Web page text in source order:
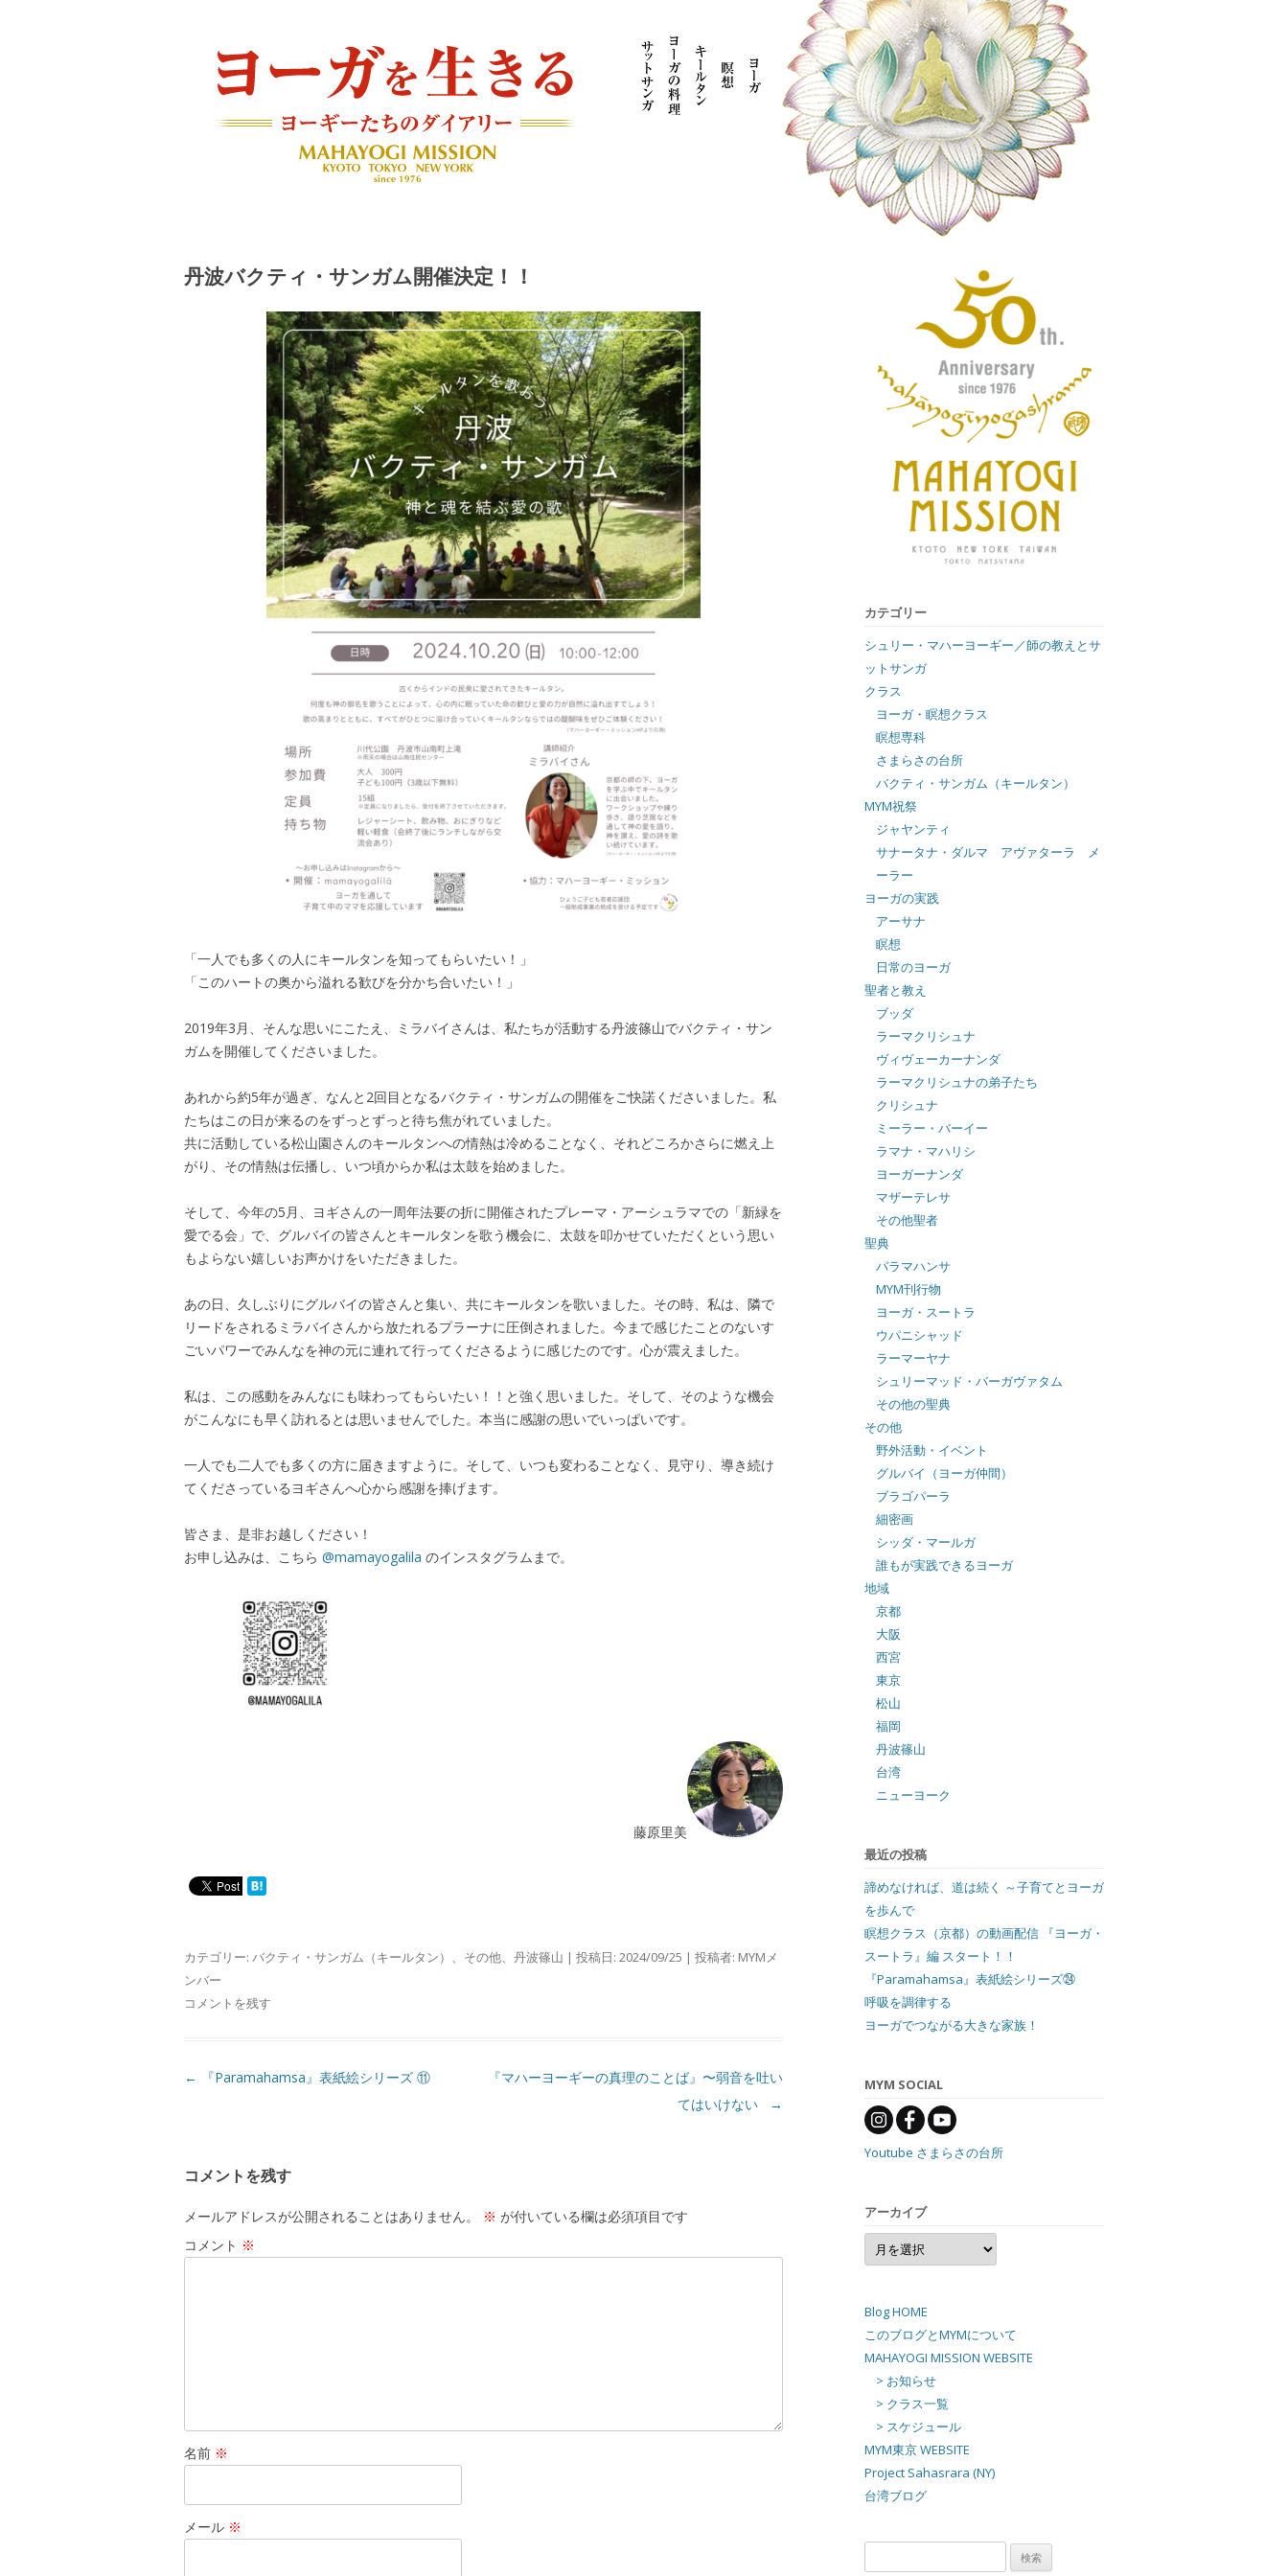
丹波バクティ・サンガム開催決定！！
「一人でも多くの人にキールタンを知ってもらいたい！」
「このハートの奥から溢れる歓びを分かち合いたい！」
2019年3月、そんな思いにこたえ、ミラバイさんは、私たちが活動する丹波篠山でバクティ・サン
ガムを開催してくださいました。
あれから約5年が過ぎ、なんと2回目となるバクティ・サンガムの開催をご快諾くださいました。私
たちはこの日が来るのをずっとずっと待ち焦がれていました。
共に活動している松山園さんのキールタンへの情熱は冷めることなく、それどころかさらに燃え上
がり、その情熱は伝播し、いつ頃からか私は太鼓を始めました。
そして、今年の5月、ヨギさんの一周年法要の折に開催されたプレーマ・アーシュラマでの「新緑を
愛でる会」で、グルバイの皆さんとキールタンを歌う機会に、太鼓を叩かせていただくという思い
もよらない嬉しいお声かけをいただきました。
あの日、久しぶりにグルバイの皆さんと集い、共にキールタンを歌いました。その時、私は、隣で
リードをされるミラバイさんから放たれるプラーナに圧倒されました。今まで感じたことのないす
ごいパワーでみんなを神の元に連れて行ってくださるように感じたのです。心が震えました。
私は、この感動をみんなにも味わってもらいたい！！と強く思いました。そして、そのような機会
がこんなにも早く訪れるとは思いませんでした。本当に感謝の思いでいっぱいです。
一人でも二人でも多くの方に届きますように。そして、いつも変わることなく、見守り、導き続け
てくださっているヨギさんへ心から感謝を捧げます。
皆さま、是非お越しください！
お申し込みは、こちら @mamayogalila のインスタグラムまで。
藤原里美
カテゴリー: バクティ・サンガム（キールタン） 、 その他、 丹波篠山 | 投稿日: 2024/09/25 | 投稿者: MYMメ
ンバー
コメントを残す
投
ゲ
ー
シ
← 『Paramahamsa』表紙絵シリーズ ⑪
『マハーヨーギーの真理のことば』〜弱音を吐い
てはいけない
→
コメントを残す
メールアドレスが公開されることはありません。 ※ が付いている欄は必須項目です
コメント ※
名前 ※
メール ※
カテゴリー
シュリー・マハーヨーギー／師の教えとサ
ットサンガ
クラス
ヨーガ・瞑想クラス
瞑想専科
さまらさの台所
バクティ・サンガム（キールタン）
MYM祝祭
ジャヤンティ
サナータナ・ダルマ アヴァターラ メ
ーラー
ヨーガの実践
アーサナ
瞑想
日常のヨーガ
聖者と教え
ブッダ
ラーマクリシュナ
ヴィヴェーカーナンダ
ラーマクリシュナの弟子たち
クリシュナ
ミーラー・バーイー
ラマナ・マハリシ
ヨーガーナンダ
マザーテレサ
その他聖者
聖典
パラマハンサ
MYM刊行物
ヨーガ・スートラ
ウパニシャッド
ラーマーヤナ
シュリーマッド・バーガヴァタム
その他の聖典
その他
野外活動・イベント
グルバイ（ヨーガ仲間）
ブラゴパーラ
細密画
シッダ・マールガ
誰もが実践できるヨーガ
地域
京都
大阪
西宮
東京
松山
福岡
丹波篠山
台湾
ニューヨーク
最近の投稿
諦めなければ、道は続く ～子育てとヨーガ
を歩んで
瞑想クラス（京都）の動画配信 『ヨーガ・
スートラ』編 スタート！！
『Paramahamsa』表紙絵シリーズ㉔
呼吸を調律する
ヨーガでつながる大きな家族！
MYM SOCIAL
Youtube さまらさの台所
アーカイブ
ア
ー
カ
Blog HOME
このブログとMYMについて
MAHAYOGI MISSION WEBSITE
> お知らせ
> クラス一覧
> スケジュール
MYM東京 WEBSITE
Project Sahasrara (NY)
台湾ブログ